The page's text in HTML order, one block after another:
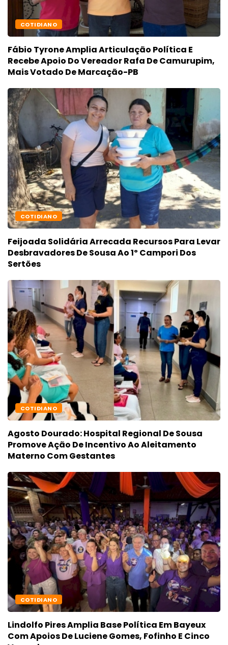
COTIDIANO
Fábio Tyrone Amplia Articulação Política E
Recebe Apoio Do Vereador Rafa De Camurupim,
Mais Votado De Marcação-PB
COTIDIANO
Feijoada Solidária Arrecada Recursos Para Levar
Desbravadores De Sousa Ao 1º Campori Dos
Sertões
COTIDIANO
Agosto Dourado: Hospital Regional De Sousa
Promove Ação De Incentivo Ao Aleitamento
Materno Com Gestantes
COTIDIANO
Lindolfo Pires Amplia Base Política Em Bayeux
Com Apoios De Luciene Gomes, Fofinho E Cinco